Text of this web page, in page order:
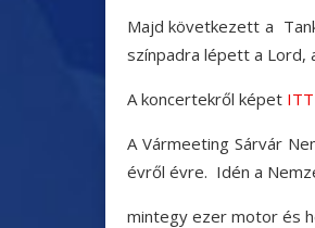
Majd következett a
színpadra lépett a Lord,
A koncertekről képet ITT
A Vármeeting Sárvár
évről évre. Idén a
mintegy ezer motor és